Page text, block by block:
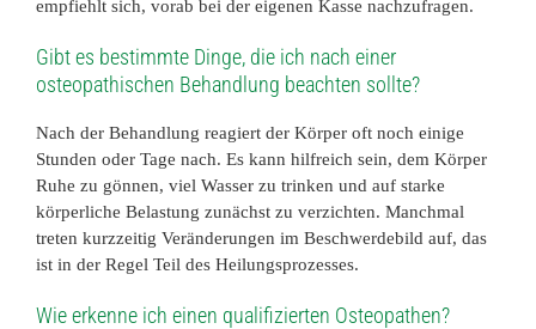
empfiehlt sich, vorab bei der eigenen Kasse nachzufragen.
Gibt es bestimmte Dinge, die ich nach einer
osteopathischen Behandlung beachten sollte?
Nach der Behandlung reagiert der Körper oft noch einige
Stunden oder Tage nach. Es kann hilfreich sein, dem Körper
Ruhe zu gönnen, viel Wasser zu trinken und auf starke
körperliche Belastung zunächst zu verzichten. Manchmal
treten kurzzeitig Veränderungen im Beschwerdebild auf, das
ist in der Regel Teil des Heilungsprozesses.
Wie erkenne ich einen qualifizierten Osteopathen?